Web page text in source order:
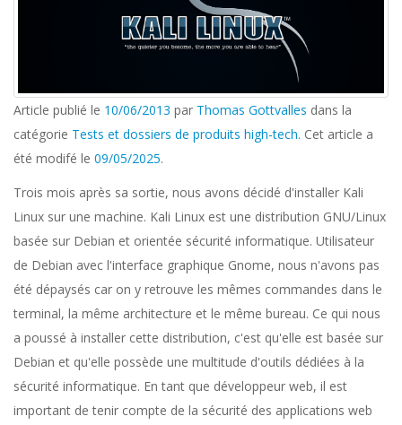
Article publié le 10/06/2013 par Thomas Gottvalles dans la
catégorie Tests et dossiers de produits high-tech. Cet article a
été modifé le 09/05/2025.
Trois mois après sa sortie, nous avons décidé d'installer Kali
Linux sur une machine. Kali Linux est une distribution GNU/Linux
basée sur Debian et orientée sécurité informatique. Utilisateur
de Debian avec l'interface graphique Gnome, nous n'avons pas
été dépaysés car on y retrouve les mêmes commandes dans le
terminal, la même architecture et le même bureau. Ce qui nous
a poussé à installer cette distribution, c'est qu'elle est basée sur
Debian et qu'elle possède une multitude d'outils dédiées à la
sécurité informatique. En tant que développeur web, il est
important de tenir compte de la sécurité des applications web